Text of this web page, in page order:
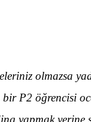
olmazsa
P2 öğrencisi
yapmak yerine